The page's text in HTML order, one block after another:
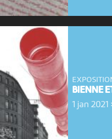
BIENNE
1 jan 2021